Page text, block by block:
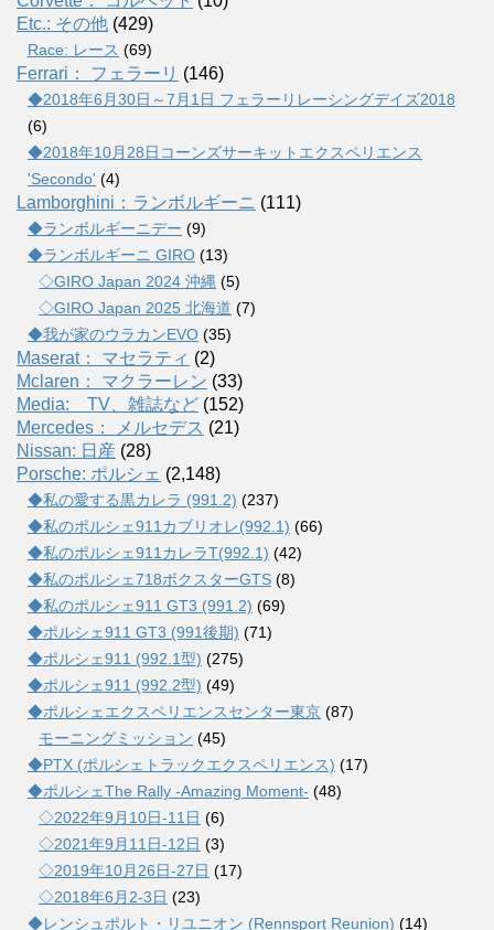
Etc.: その他 (429)
Race: レース (69)
Ferrari： フェラーリ (146)
◆2018年6月30日～7月1日 フェラーリレーシングデイズ2018
(6)
◆2018年10月28日コーンズサーキットエクスペリエンス
'Secondo' (4)
Lamborghini：ランボルギーニ (111)
◆ランボルギーニデー (9)
◆ランボルギーニ GIRO (13)
◇GIRO Japan 2024 沖縄 (5)
◇GIRO Japan 2025 北海道 (7)
◆我が家のウラカンEVO (35)
Maserat： マセラティ (2)
Mclaren： マクラーレン (33)
Media: TV、雑誌など (152)
Mercedes： メルセデス (21)
Nissan: 日産 (28)
Porsche: ポルシェ (2,148)
◆私の愛する黒カレラ (991.2) (237)
◆私のポルシェ911カブリオレ(992.1) (66)
◆私のポルシェ911カレラT(992.1) (42)
◆私のポルシェ718ボクスターGTS (8)
◆私のポルシェ911 GT3 (991.2) (69)
◆ポルシェ911 GT3 (991後期) (71)
◆ポルシェ911 (992.1型) (275)
◆ポルシェ911 (992.2型) (49)
◆ポルシェエクスペリエンスセンター東京 (87)
モーニングミッション (45)
◆PTX (ポルシェトラックエクスペリエンス) (17)
◆ポルシェThe Rally -Amazing Moment- (48)
◇2022年9月10日-11日 (6)
◇2021年9月11日-12日 (3)
◇2019年10月26日-27日 (17)
◇2018年6月2-3日 (23)
◆レンシュポルト・リユニオン (Rennsport Reunion) (14)